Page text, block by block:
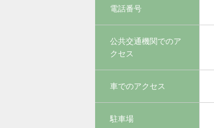
電話番号
公共交通機関でのア
クセス
車でのアクセス
駐車場